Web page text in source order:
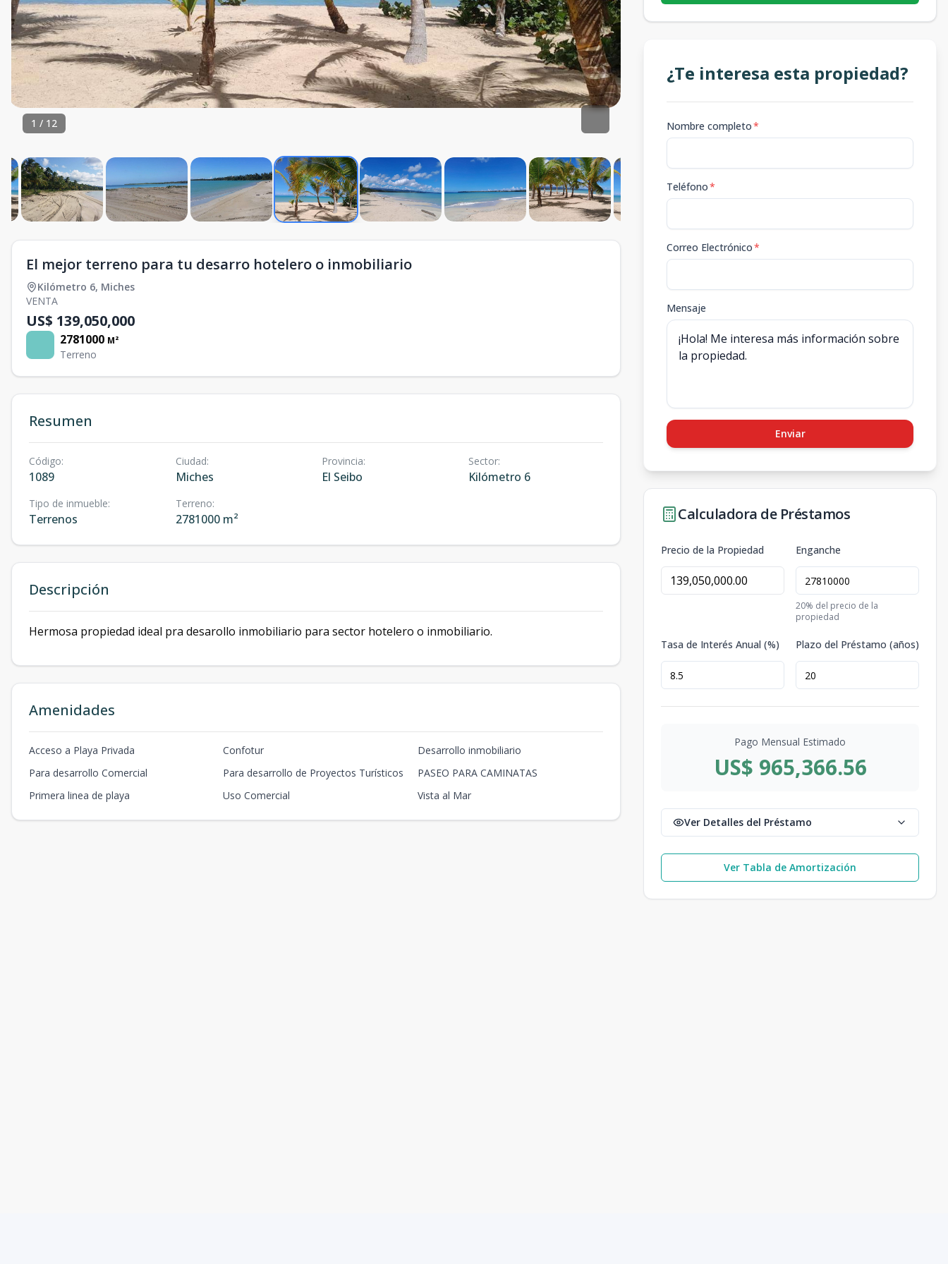
1 / 12
El mejor terreno para tu desarro hotelero o inmobiliario
Kilómetro 6, Miches
VENTA
US$ 139,050,000
2781000 M²
Terreno
Resumen
Código:
1089
Ciudad:
Miches
Provincia:
El Seibo
Sector:
Kilómetro 6
Tipo de inmueble:
Terrenos
Terreno:
2781000 m²
Descripción
Hermosa propiedad ideal pra desarollo inmobiliario para sector hotelero o inmobiliario.
Amenidades
Acceso a Playa Privada Confotur
Desarrollo inmobiliario
Para desarrollo Comercial
Para desarrollo de Proyectos Turísticos
PASEO PARA CAMINATAS
Primera linea de playa
Uso Comercial Vista al Mar
¿Te interesa esta propiedad?
Nombre completo*
Teléfono*
Correo Electrónico*
Mensaje
Enviar
Calculadora de Préstamos
Precio de la Propiedad Enganche
20% del precio de la
propiedad
Tasa de Interés Anual (%) Plazo del Préstamo (años)
Pago Mensual Estimado
US$ 965,366.56
Ver Detalles del Préstamo
Ver Tabla de Amortización